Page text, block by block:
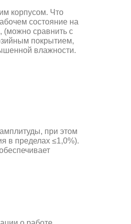
корпусом. Что
состояние на
(можно сравнить с
покрытием,
влажности.
при этом
в пределах ≤1,0%).